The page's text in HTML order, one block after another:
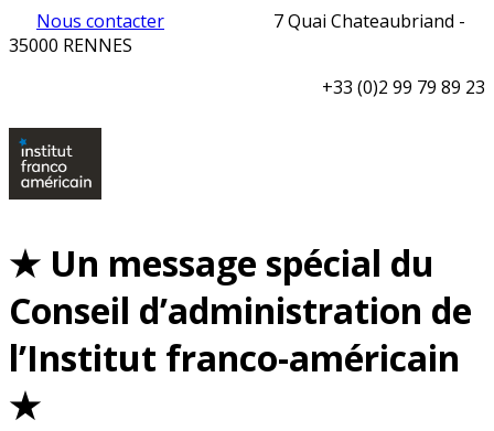
Nous contacter
7 Quai Chateaubriand -
35000 RENNES
+33 (0)2 99 79 89 23
★ Un message spécial du
Conseil d’administration de
l’Institut franco-américain
★